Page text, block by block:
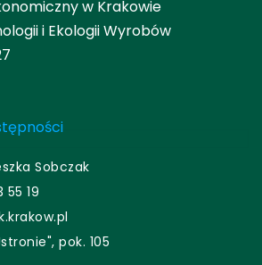
w Krakowie
i Ekologii Wyrobów
Sobczak
55 19
pok. 105